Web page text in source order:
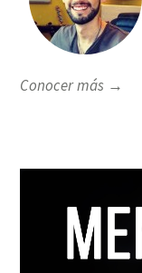
Conocer más →